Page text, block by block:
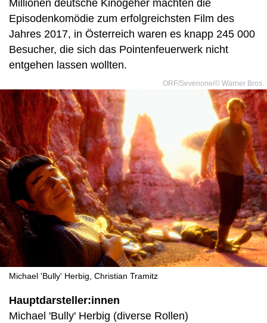
Millionen deutsche Kinogeher machten die
Episodenkomödie zum erfolgreichsten Film des
Jahres 2017, in Österreich waren es knapp 245 000
Besucher, die sich das Pointenfeuerwerk nicht
entgehen lassen wollten.
ORF/Sevenone/© Warner Bros.
Michael 'Bully' Herbig, Christian Tramitz
Hauptdarsteller:innen
Michael 'Bully' Herbig (diverse Rollen)